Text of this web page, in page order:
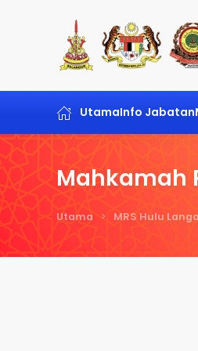
Skip to main content
UtamaInfo Jabatan
Mahkamah
Utama MRS Hulu